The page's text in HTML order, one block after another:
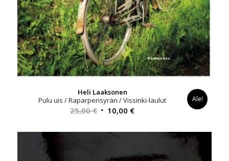
Heli Laaksonen
Pulu uis / Raparperisyrän / Vissinki-laulut
25,00€ Alkuperäinen
oli:
10,00 €Nykyinen
on:
Ale!